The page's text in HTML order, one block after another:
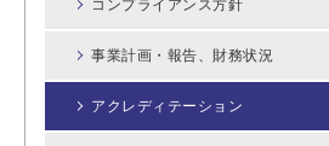
コンプライアンス方針
事業計画・報告、財務状況
アクレディテーション